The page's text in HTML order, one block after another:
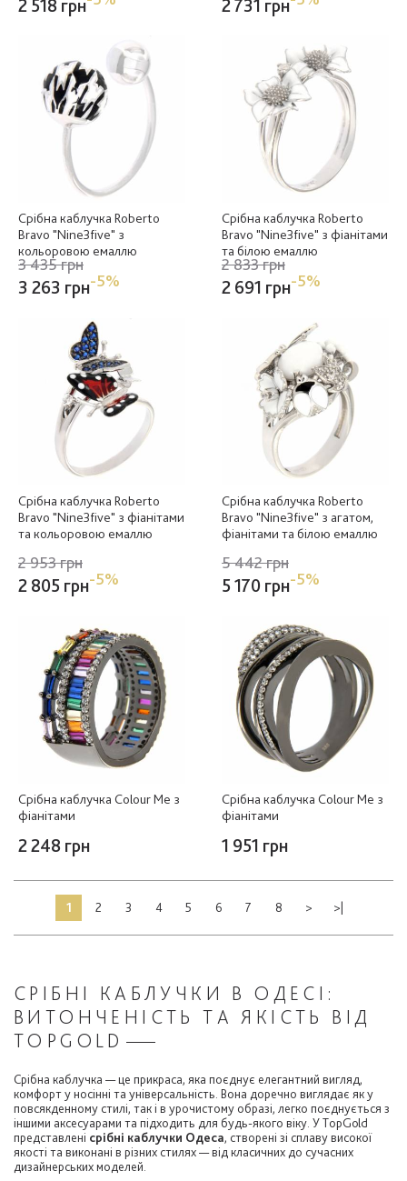
2 518 грн 2 731 грн
Срібна каблучка Roberto
Bravo "Nine3five" з
кольоровою емаллю
3 435 грн
3 263 грн-5%
Срібна каблучка Roberto
Bravo "Nine3five" з фіанітами
та білою емаллю
2 833 грн
2 691 грн-5%
Срібна каблучка Roberto
Bravo "Nine3five" з фіанітами
та кольоровою емаллю
2 953 грн
2 805 грн-5%
Срібна каблучка Roberto
Bravo "Nine3five" з агатом,
фіанітами та білою емаллю
5 442 грн
5 170 грн-5%
Срібна каблучка Colour Me з
фіанітами
2 248 грн
Срібна каблучка Colour Me з
фіанітами
1 951 грн
1 2 3 4 5 6 7 8 > >|
СРІБНІ КАБЛУЧКИ В ОДЕСІ:
ВИТОНЧЕНІСТЬ ТА ЯКІСТЬ ВІД
TOPGOLD
Срібна каблучка — це прикраса, яка поєднує елегантний вигляд,
комфорт у носінні та універсальність. Вона доречно виглядає як у
повсякденному стилі, так і в урочистому образі, легко поєднується з
іншими аксесуарами та підходить для будь-якого віку. У TopGold
представлені срібні каблучки Одеса, створені зі сплаву високої
якості та виконані в різних стилях — від класичних до сучасних
дизайнерських моделей.